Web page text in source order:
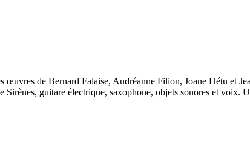
de Bernard Falaise, Audréanne Filion, Joane Hétu et
guitare électrique, saxophone, objets sonores et voix.